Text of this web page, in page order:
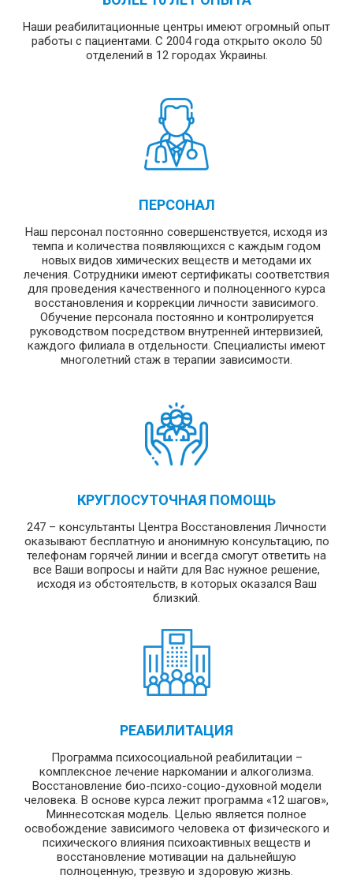
Наши реабилитационные центры имеют огромный опыт
работы с пациентами. С 2004 года открыто около 50
отделений в 12 городах Украины.
ПЕРСОНАЛ
Наш персонал постоянно совершенствуется, исходя из
темпа и количества появляющихся с каждым годом
новых видов химических веществ и методами их
лечения. Сотрудники имеют сертификаты соответствия
для проведения качественного и полноценного курса
восстановления и коррекции личности зависимого.
Обучение персонала постоянно и контролируется
руководством посредством внутренней интервизией,
каждого филиала в отдельности. Специалисты имеют
многолетний стаж в терапии зависимости.
КРУГЛОСУТОЧНАЯ ПОМОЩЬ
247 – консультанты Центра Восстановления Личности
оказывают бесплатную и анонимную консультацию, по
телефонам горячей линии и всегда смогут ответить на
все Ваши вопросы и найти для Вас нужное решение,
исходя из обстоятельств, в которых оказался Ваш
близкий.
РЕАБИЛИТАЦИЯ
Программа психосоциальной реабилитации –
комплексное лечение наркомании и алкоголизма.
Восстановление био-психо-социо-духовной модели
человека. В основе курса лежит программа «12 шагов»,
Миннесотская модель. Целью является полное
освобождение зависимого человека от физического и
психического влияния психоактивных веществ и
восстановление мотивации на дальнейшую
полноценную, трезвую и здоровую жизнь.